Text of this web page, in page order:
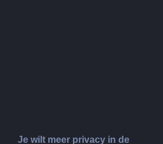
Je wilt meer privacy in de